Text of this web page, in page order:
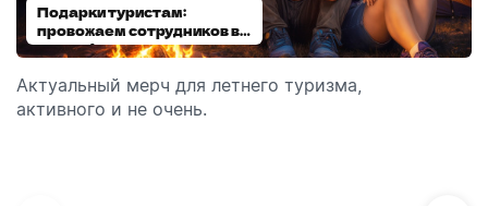
Подарки туристам:
провожаем сотрудников в
отпуск!
Актуальный мерч для летнего туризма,
активного и не очень.
Диспенсеры для мыла:
выбираем модель
Обзор автоматических диспенсеров для мыла,
которые идеально подходят для брендирования.